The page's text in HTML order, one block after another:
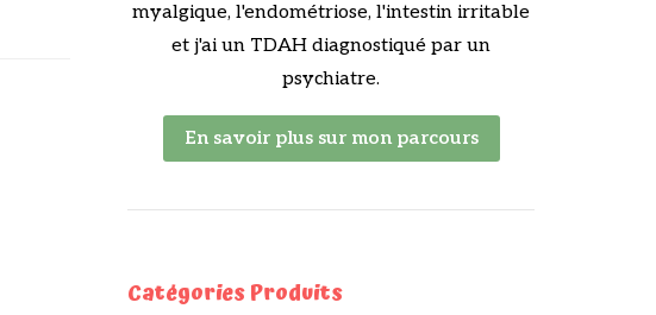
myalgique, l'endométriose, l'intestin irritable
et j'ai un TDAH diagnostiqué par un
psychiatre.
En savoir plus sur mon parcours
Catégories Produits